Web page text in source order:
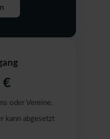
€
oder Vereine.
kann abgesetzt